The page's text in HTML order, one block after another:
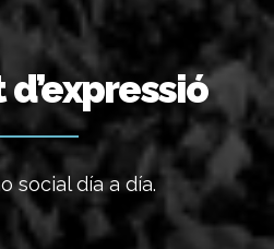
social día a día.